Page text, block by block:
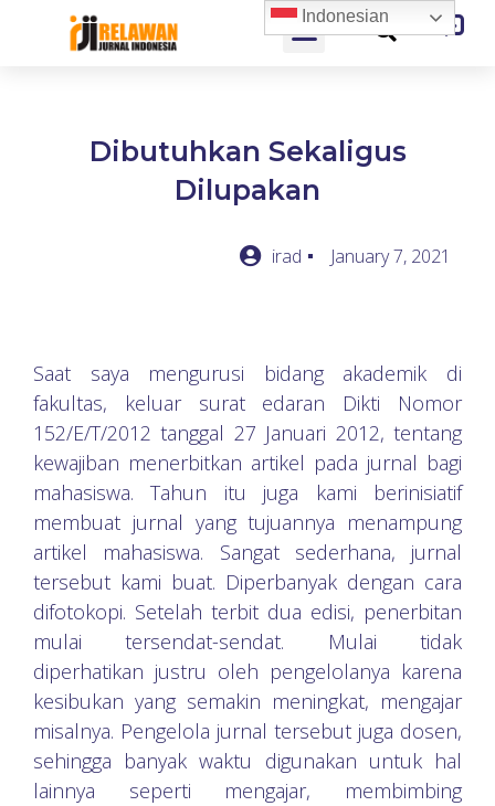
Dibutuhkan Sekaligus
Dilupakan
irad January 7, 2021
Saat saya mengurusi bidang akademik di
fakultas, keluar surat edaran Dikti Nomor
152/E/T/2012 tanggal 27 Januari 2012, tentang
kewajiban menerbitkan artikel pada jurnal bagi
mahasiswa. Tahun itu juga kami berinisiatif
membuat jurnal yang tujuannya menampung
artikel mahasiswa. Sangat sederhana, jurnal
tersebut kami buat. Diperbanyak dengan cara
difotokopi. Setelah terbit dua edisi, penerbitan
mulai tersendat-sendat. Mulai tidak
diperhatikan justru oleh pengelolanya karena
kesibukan yang semakin meningkat, mengajar
misalnya. Pengelola jurnal tersebut juga dosen,
sehingga banyak waktu digunakan untuk hal
lainnya seperti mengajar, membimbing
Indonesian